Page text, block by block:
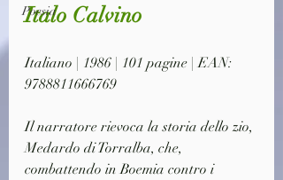
Poesia
Italo Calvino
Italiano | 1986 | 101 pagine | EAN:
9788811666769
Il narratore rievoca la storia dello zio,
Medardo di Torralba, che,
combattendo in Boemia contro i